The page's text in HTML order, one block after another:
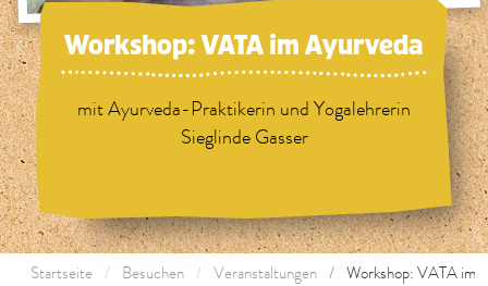
Workshop: VATA im Ayurveda
mit Ayurveda-Praktikerin und Yogalehrerin
Sieglinde Gasser
Startseite Besuchen Veranstaltungen Workshop: VATA im